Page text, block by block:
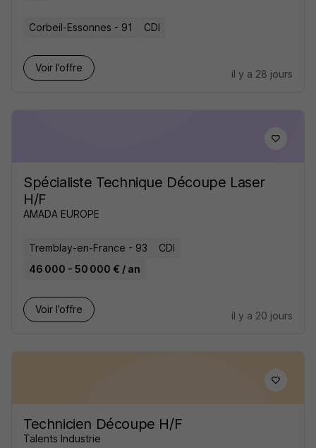
Corbeil-Essonnes - 91 CDI
Voir l’offre
il y a 28 jours
Spécialiste Technique Découpe Laser
H/F
AMADA EUROPE
Tremblay-en-France - 93
CDI
46 000 - 50 000 € / an
Voir l’offre
il y a 20 jours
Technicien Découpe H/F
Talents Industrie